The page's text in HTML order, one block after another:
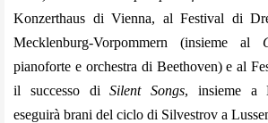
Konzerthaus di Vienna, al Festival di
Mecklenburg-Vorpommern (insieme al
pianoforte e orchestra di Beethoven) e al
il successo diSilent Songs, insieme a
eseguirà brani del ciclo di Silvestrov a